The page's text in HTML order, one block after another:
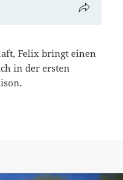
Felix bringt einen
in der ersten
Baby